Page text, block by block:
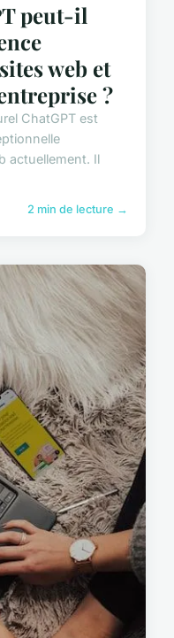
peut-il
web et
?
ChatGPT est
actuellement. Il
2 min de lecture →